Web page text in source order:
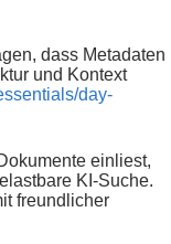
dass Metadaten
und Kontext
day-
einliest,
KI-Suche.
freundlicher